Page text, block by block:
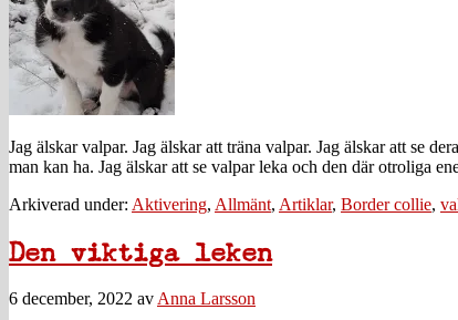
Jag älskar valpar. Jag älskar att träna valpar. Jag älskar att se
man kan ha. Jag älskar att se valpar leka och den där otroliga
Arkiverad under: Aktivering, Allmänt, Artiklar, Border collie,
Den viktiga leken
6 december, 2022 av Anna Larsson